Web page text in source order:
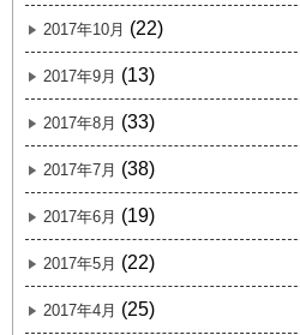
2017年10月 (22)
2017年9月 (13)
2017年8月 (33)
2017年7月 (38)
2017年6月 (19)
2017年5月 (22)
2017年4月 (25)